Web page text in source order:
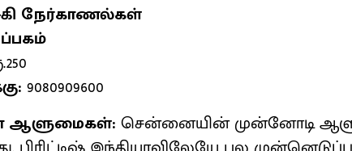
நேர்காணல்கள்
9080909600
சென்னையின் முன்னோடி